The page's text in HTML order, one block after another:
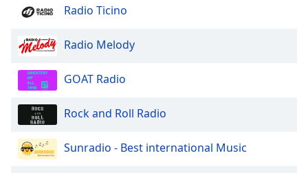
Opacity
Size
Style
Radio Ticino
Radio Melody
GOAT Radio
Rock and Roll Radio
Sunradio - Best international Music